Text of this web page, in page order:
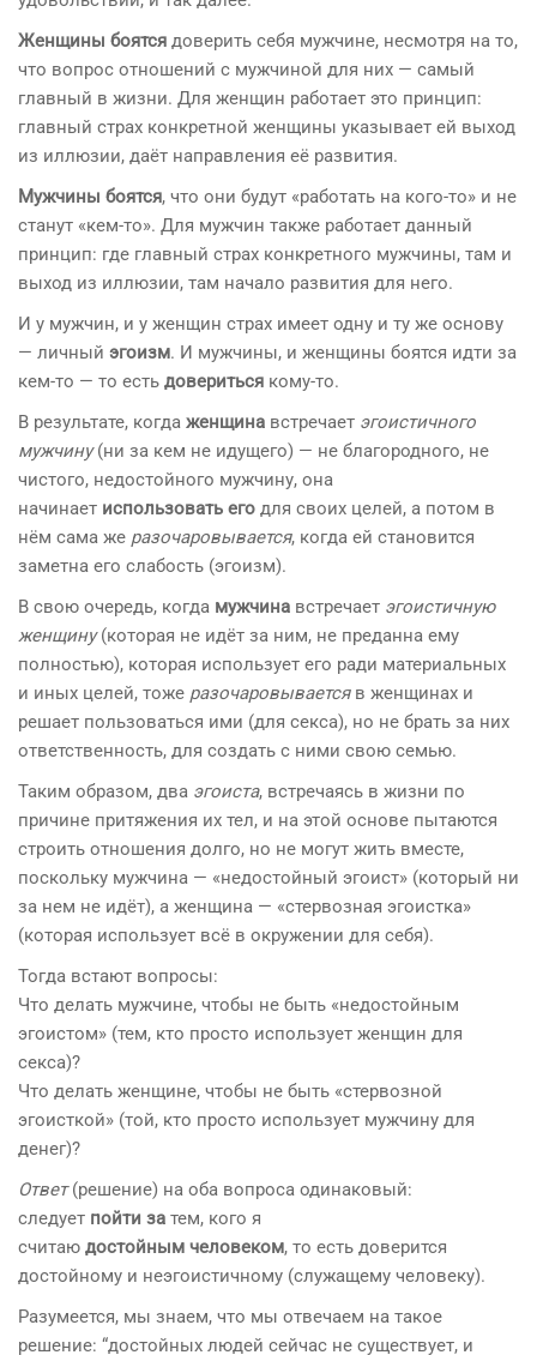
Женщины боятся доверить себя мужчине, несмотря на то,
что вопрос отношений с мужчиной для них — самый
главный в жизни. Для женщин работает это принцип:
главный страх конкретной женщины указывает ей выход
из иллюзии, даёт направления её развития.
Мужчины боятся, что они будут «работать на кого-то» и не
станут «кем-то». Для мужчин также работает данный
принцип: где главный страх конкретного мужчины, там и
выход из иллюзии, там начало развития для него.
И у мужчин, и у женщин страх имеет одну и ту же основу
— личный эгоизм. И мужчины, и женщины боятся идти за
кем-то — то есть довериться кому-то.
В результате, когда женщина встречает эгоистичного
мужчину(ни за кем не идущего) — не благородного, не
чистого, недостойного мужчину, она
начинает использовать его для своих целей, а потом в
нём сама же разочаровывается, когда ей становится
заметна его слабость (эгоизм).
В свою очередь, когда мужчина встречает эгоистичную
женщину(которая не идёт за ним, не преданна ему
полностью), которая использует его ради материальных
и иных целей, тоже разочаровываетсяв женщинах и
решает пользоваться ими (для секса), но не брать за них
ответственность, для создать с ними свою семью.
Таким образом, два эгоиста, встречаясь в жизни по
причине притяжения их тел, и на этой основе пытаются
строить отношения долго, но не могут жить вместе,
поскольку мужчина — «недостойный эгоист» (который ни
за нем не идёт), а женщина — «стервозная эгоистка»
(которая использует всё в окружении для себя).
Тогда встают вопросы:
Что делать мужчине, чтобы не быть «недостойным
эгоистом» (тем, кто просто использует женщин для
секса)?
Что делать женщине, чтобы не быть «стервозной
эгоисткой» (той, кто просто использует мужчину для
денег)?
Ответ(решение) на оба вопроса одинаковый:
следует пойти за тем, кого я
считаю достойным человеком, то есть доверится
достойному и неэгоистичному (служащему человеку).
Разумеется, мы знаем, что мы отвечаем на такое
решение: “достойных людей сейчас не существует, и